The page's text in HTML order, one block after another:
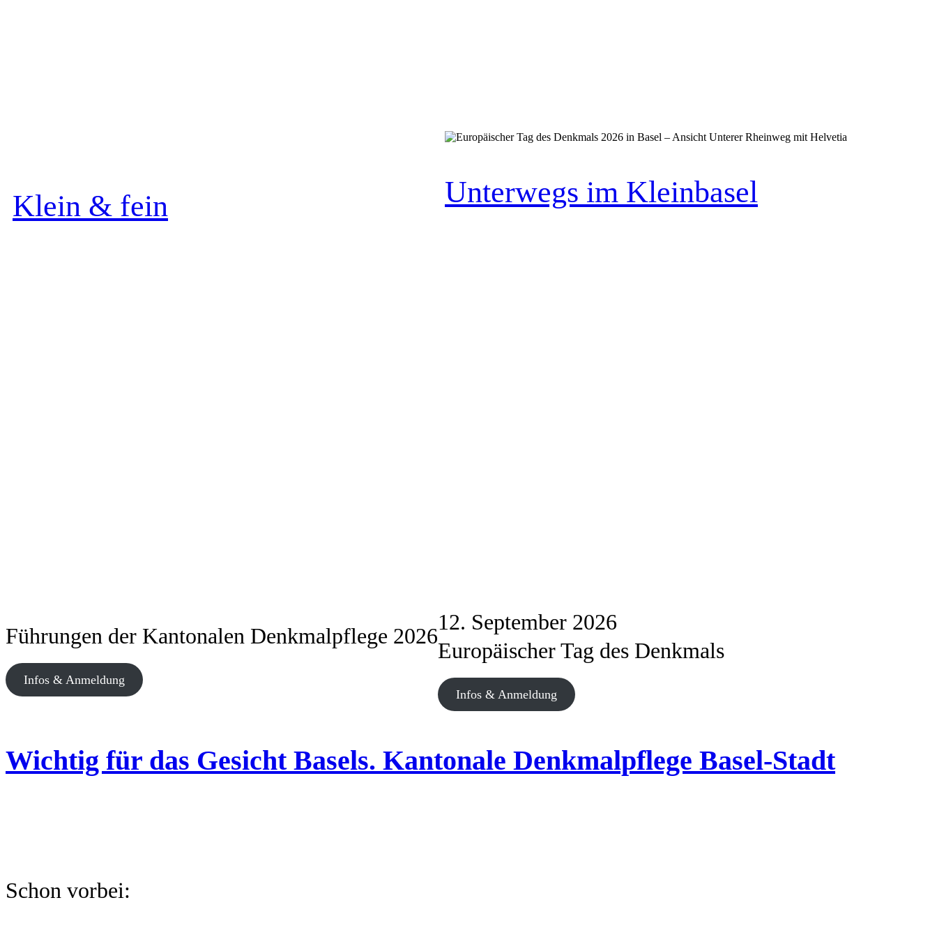
Klein & fein
Führungen der Kantonalen Denkmalpflege 2026
Infos & Anmeldung
Unterwegs im Kleinbasel
12. September 2026
Europäischer Tag des Denkmals
Infos & Anmeldung
Wichtig für das Gesicht Basels. Kantonale Denkmalpflege Basel-Stadt
Schon vorbei: